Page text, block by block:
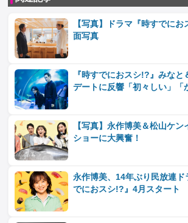
【写真】ドラマ『時すでに
面写真
『時すでにおスシ!?』みなと
デートに反響「初々しい」「
【写真】永作博美＆松山ケ
ショーに大興奮！
永作博美、14年ぶり民放連
でにおスシ!?』4月スタート